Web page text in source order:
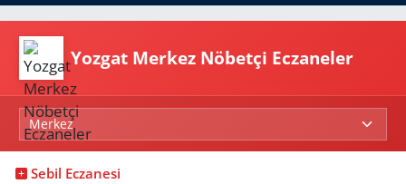
Yozgat Merkez Nöbetçi Eczaneler
Sebil Eczanesi